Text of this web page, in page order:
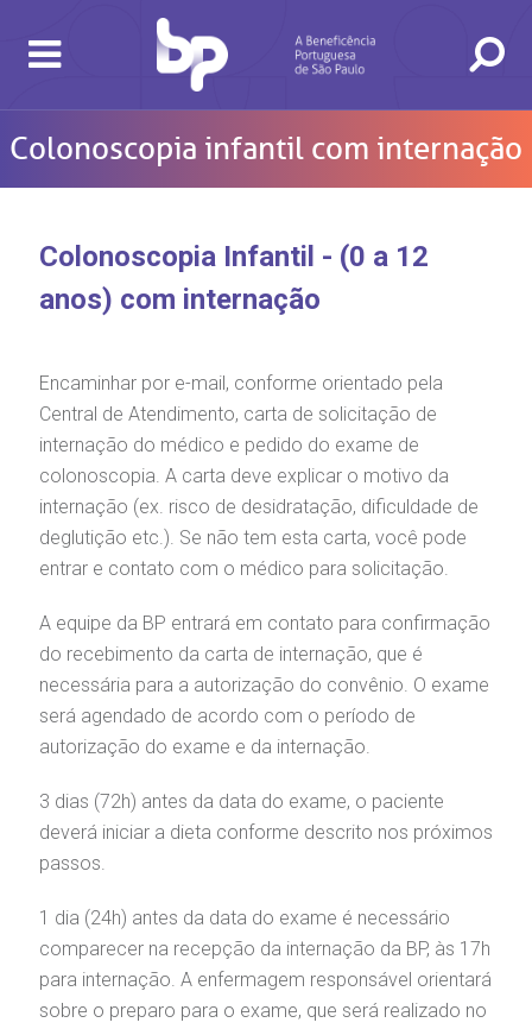
CONSULTAS E EXAMES
in antecipado
de exames
de Exames
ATENDIMENTO 24H
A BP conta com você para melhorar sempre a qualidade do
atendimento e dos serviços prestados.
A Ouvidoria e SAC são canais para você, cliente da BP, tirar
suas dúvidas, registrar suas reclamações ou fazer elogios
relacionados ao nosso atendimento e aos nossos serviços.
(11)3505-1000
ouvidoria@bp.org.br
CONHEÇA AS UNIDADES
Hospital BP
Saiba mais
Rua Maestro Cardim, 769
CEP: 01323-001 | Bela Vista
São Paulo - SP
INSTITUCIONAL
do médico
de conduta
Financeiras
social da BP
corporativa
NOSSOS SERVIÇOS
Telemedicina BP
INFORMAÇÕES ÚTEIS
de atendimento
de Infarto SUS
de Visita
socorro
de cópia de prontuário médico
ESPECIALIDADES
de Excelência em Neurologia e
de Excelência em Ortopedia
especialidades
Colonoscopia infantil com internação
Colonoscopia Infantil - (0 a 12
anos) com internação
Encaminhar por e-mail, conforme orientado pela
Central de Atendimento, carta de solicitação de
internação do médico e pedido do exame de
colonoscopia. A carta deve explicar o motivo da
internação (ex. risco de desidratação, dificuldade de
deglutição etc.). Se não tem esta carta, você pode
entrar e contato com o médico para solicitação.
A equipe da BP entrará em contato para confirmação
do recebimento da carta de internação, que é
necessária para a autorização do convênio. O exame
será agendado de acordo com o período de
autorização do exame e da internação.
3 dias (72h) antes da data do exame, o paciente
deverá iniciar a dieta conforme descrito nos próximos
passos.
1 dia (24h) antes da data do exame é necessário
comparecer na recepção da internação da BP, às 17h
para internação. A enfermagem responsável orientará
sobre o preparo para o exame, que será realizado no